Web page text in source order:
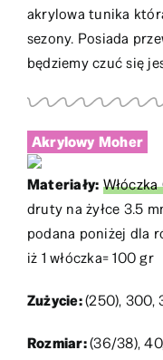
akrylowa tunika
sezony. Posiada
będziemy czuć się
Akrylowy Moher
Materiały:
druty na żyłce 3.5
podana poniżej dla
iż 1 włóczka= 100 gr
Zużycie:(250), 300,
Rozmiar:(36/38),